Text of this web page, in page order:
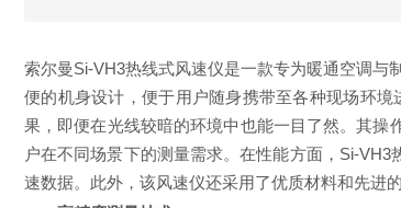
索尔曼Si-VH3热线式风速仪是一款专为暖通空调与
便的机身设计，便于用户随身携带至各种现场环
果，即便在光线较暗的环境中也能一目了然。其操
户在不同场景下的测量需求。在性能方面，Si-
速数据。此外，该风速仪还采用了优质材料和先进